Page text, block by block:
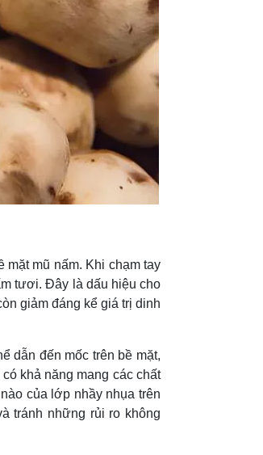
mũ nấm. Khi chạm tay
tươi. Đây là dấu hiệu cho
giảm đáng kể giá trị dinh
dẫn đến mốc trên bề mặt,
khả năng mang các chất
của lớp nhầy nhụa trên
tránh những rủi ro không